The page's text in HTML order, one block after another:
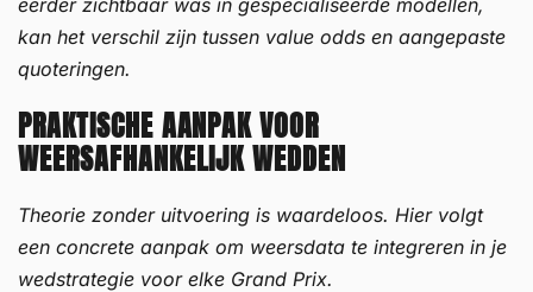
kan het verschil zijn tussen value odds en aangepaste
quoteringen.
PRAKTISCHE AANPAK VOOR
WEERSAFHANKELIJK WEDDEN
Theorie zonder uitvoering is waardeloos. Hier volgt
een concrete aanpak om weersdata te integreren in je
wedstrategie voor elke Grand Prix.